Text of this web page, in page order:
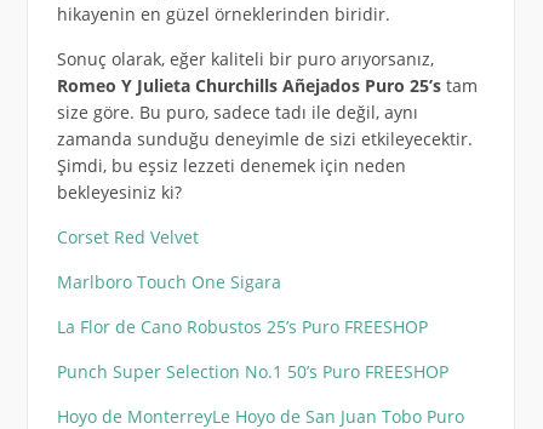
hikayenin en güzel örneklerinden biridir.
Sonuç olarak, eğer kaliteli bir puro arıyorsanız,
Romeo Y Julieta Churchills Añejados Puro 25’stam
size göre. Bu puro, sadece tadı ile değil, aynı
zamanda sunduğu deneyimle de sizi etkileyecektir.
Şimdi, bu eşsiz lezzeti denemek için neden
bekleyesiniz ki?
Corset Red Velvet
Marlboro Touch One Sigara
La Flor de Cano Robustos 25’s Puro FREESHOP
Punch Super Selection No.1 50’s Puro FREESHOP
Hoyo de MonterreyLe Hoyo de San Juan Tobo Puro